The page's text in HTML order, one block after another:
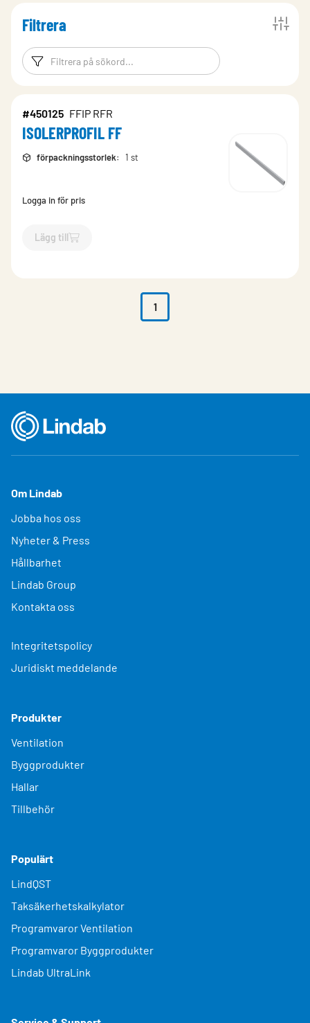
Filtrera
Filtreringsord Filtrera
#450125 FFIP RFR
ISOLERPROFIL FF
förpackningsstorlek: 1 st
Logga in för pris
Lägg till
`$Lägg till
1
Om Lindab
Jobba hos oss
Nyheter & Press
Hållbarhet
Lindab Group
Kontakta oss
Integritetspolicy
Juridiskt meddelande
Produkter
Ventilation
Byggprodukter
Hallar
Tillbehör
Populärt
LindQST
Taksäkerhetskalkylator
Programvaror Ventilation
Programvaror Byggprodukter
Lindab UltraLink